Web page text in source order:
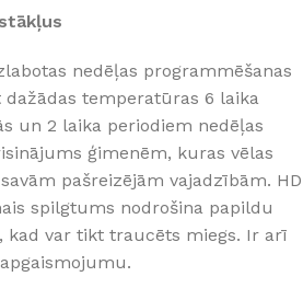
nedēļas programmēšanas
temperatūras 6 laika
un 2 laika periodiem nedēļas
ģimenēm, kuras vēlas
pašreizējām vajadzībām. HD
spilgtums nodrošina papildu
kad var tikt traucēts miegs. Ir arī